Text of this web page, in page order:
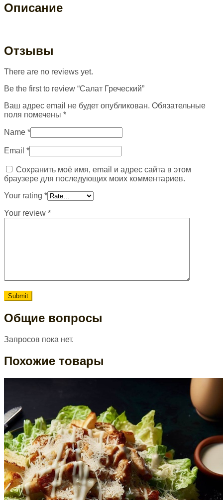
Описание
Отзывы
There are no reviews yet.
Be the first to review “Салат Греческий”
Ваш адрес email не будет опубликован. Обязательные
поля помечены *
Name *
Email *
Сохранить моё имя, email и адрес сайта в этом
браузере для последующих моих комментариев.
Your rating *
Your review *
Общие вопросы
Запросов пока нет.
Похожие товары